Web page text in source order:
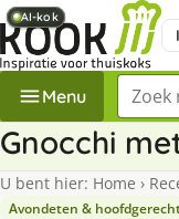
Menu Zoek
Gnocchi
U bent hier: Home ›
Avondeten &
AI-kok
AI-kok
AI-kok